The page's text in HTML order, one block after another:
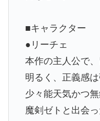
■キャラクター
●リーチェ
本作の主人公で、
明るく、正義感
少々能天気かつ
魔剣ゼトと出会